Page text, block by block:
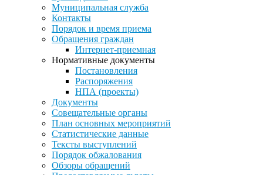
Муниципальная служба
Контакты
Порядок и время приема
Обращения граждан
Интернет-приемная
Нормативные документы
Постановления
Распоряжения
НПА (проекты)
Документы
Совещательные органы
План основных мероприятий
Статистические данные
Тексты выступлений
Порядок обжалования
Обзоры обращений